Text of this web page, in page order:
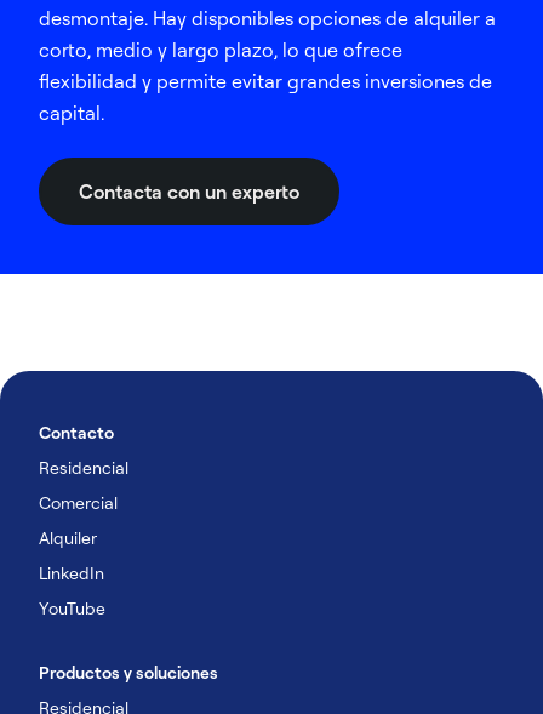
desmontaje. Hay disponibles opciones de alquiler a
corto, medio y largo plazo, lo que ofrece
flexibilidad y permite evitar grandes inversiones de
capital.
Contacta con un experto
Contacto
Residencial
Comercial
Alquiler
LinkedIn
YouTube
Productos y soluciones
Residencial